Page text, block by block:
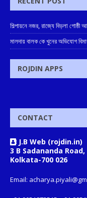
শিল্পায়নে নজর, রাজ্যে বিড়লা গোষ্ঠী
মালদায় বালক কে খুনের অভিযোগ
ROJDIN APPS
CONTACT
J.B Web (rojdin.in)
3 B Sadananda Road,
Kolkata-700 026
Email: